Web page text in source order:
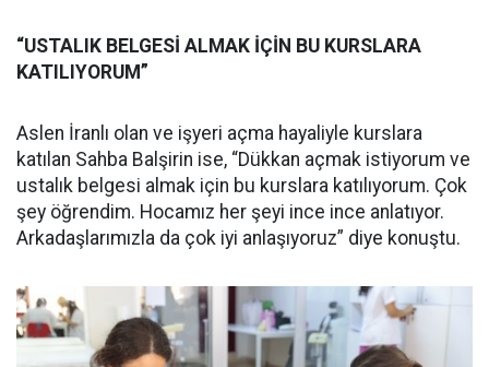
“USTALIK BELGESİ ALMAK İÇİN BU KURSLARA
KATILIYORUM”
Aslen İranlı olan ve işyeri açma hayaliyle kurslara
katılan Sahba Balşirin ise, “Dükkan açmak istiyorum ve
ustalık belgesi almak için bu kurslara katılıyorum. Çok
şey öğrendim. Hocamız her şeyi ince ince anlatıyor.
Arkadaşlarımızla da çok iyi anlaşıyoruz” diye konuştu.